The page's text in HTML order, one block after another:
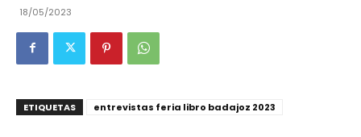
18/05/2023
ETIQUETAS entrevistas feria libro badajoz 2023